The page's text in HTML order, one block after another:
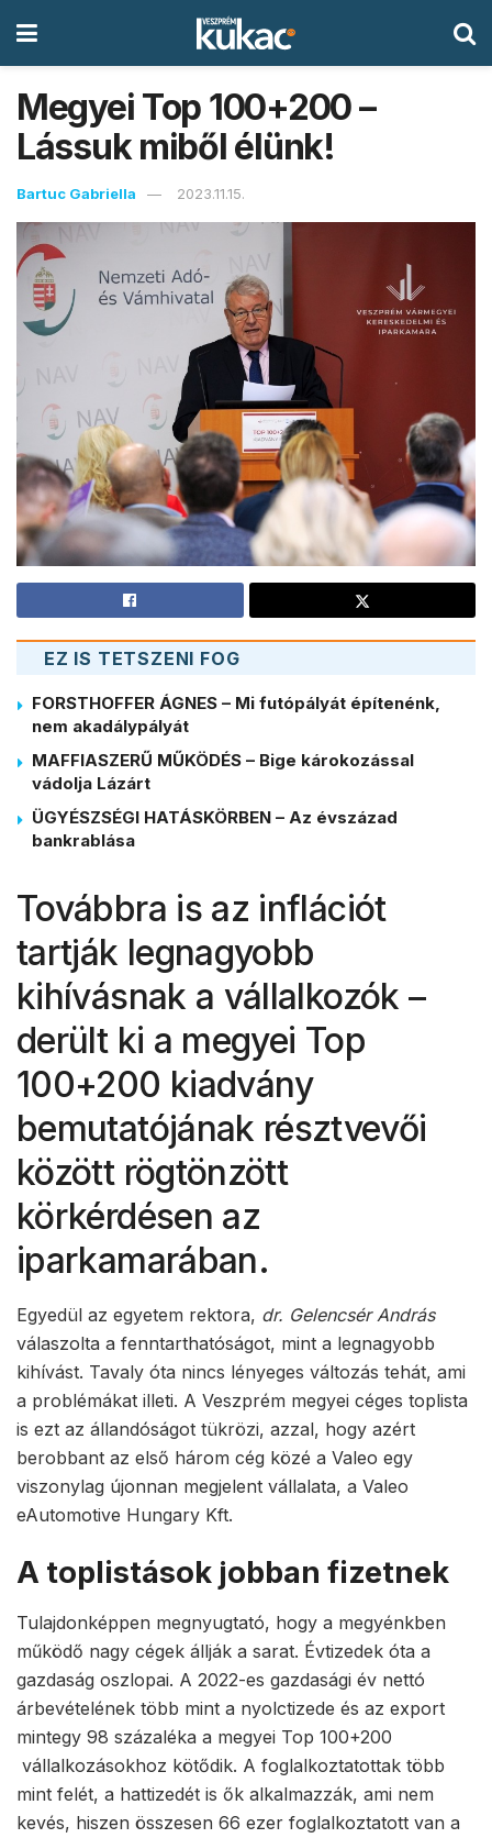
Megyei Top 100+200 –
Lássuk miből élünk!
Bartuc Gabriella 2023.11.15.
EZ IS TETSZENI FOG
FORSTHOFFER ÁGNES – Mi futópályát építenénk,
nem akadálypályát
MAFFIASZERŰ MŰKÖDÉS – Bige károkozással
vádolja Lázárt
ÜGYÉSZSÉGI HATÁSKÖRBEN – Az évszázad
bankrablása
Továbbra is az inflációt
tartják legnagyobb
kihívásnak a vállalkozók –
derült ki a megyei Top
100+200 kiadvány
bemutatójának résztvevői
között rögtönzött
körkérdésen az
iparkamarában.
Egyedül az egyetem rektora, dr. Gelencsér András
válaszolta a fenntarthatóságot, mint a legnagyobb
kihívást. Tavaly óta nincs lényeges változás tehát, ami
a problémákat illeti. A Veszprém megyei céges toplista
is ezt az állandóságot tükrözi, azzal, hogy azért
berobbant az első három cég közé a Valeo egy
viszonylag újonnan megjelent vállalata, a Valeo
eAutomotive Hungary Kft.
A toplistások jobban fizetnek
Tulajdonképpen megnyugtató, hogy a megyénkben
működő nagy cégek állják a sarat. Évtizedek óta a
gazdaság oszlopai. A 2022-es gazdasági év nettó
árbevételének több mint a nyolctizede és az export
mintegy 98 százaléka a megyei Top 100+200
vállalkozásokhoz kötődik. A foglalkoztatottak több
mint felét, a hattizedét is ők alkalmazzák, ami nem
kevés, hiszen összesen 66 ezer foglalkoztatott van a